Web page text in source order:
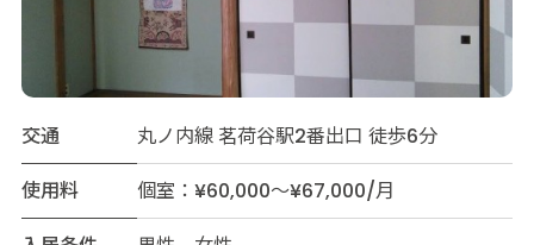
交通
丸ノ内線 茗荷谷駅2番出口 徒歩6分
使用料
個室：¥60,000～¥67,000/月